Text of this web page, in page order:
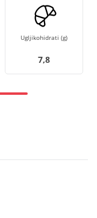
Ugljikohidrati (g)
7,8